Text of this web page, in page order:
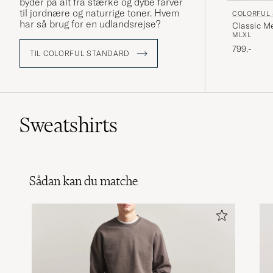
til jordnære og naturrige toner. Hvem
har så brug for en udlandsrejse?
TIL COLORFUL STANDARD
COLORFUL
Classic
M LXL
799,-
Sweatshirts
Sådan kan du matche